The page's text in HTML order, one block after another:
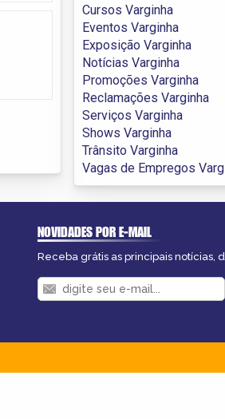
Cursos Varginha
Eventos Varginha
Exposição Varginha
Notícias Varginha
Promoções Varginha
Reclamações Varginha
Serviços Varginha
Shows Varginha
Trânsito Varginha
Vagas de Empregos
NOVIDADES POR E-MAIL
Receba grátis as principais notícias,